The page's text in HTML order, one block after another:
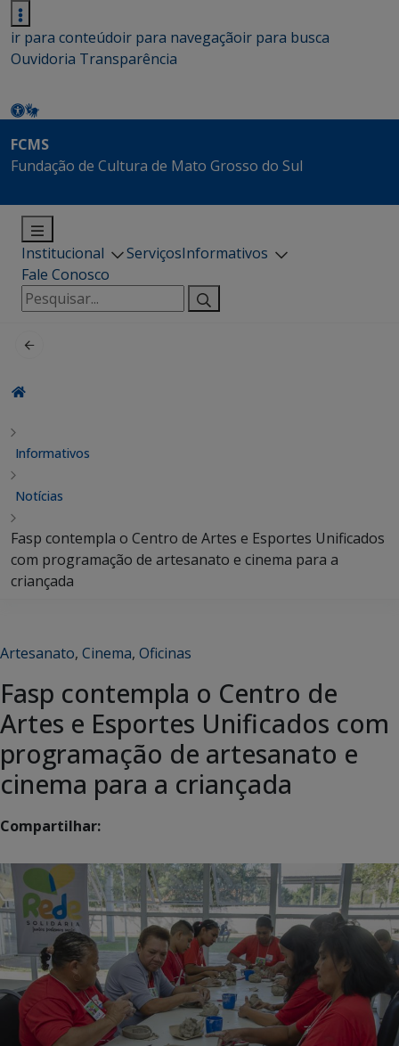
ir para conteúdoir para navegaçãoir para busca
Ouvidoria Transparência
FCMS
Fundação de Cultura de Mato Grosso do Sul
Institucional ServiçosInformativos
Fale Conosco
Pesquisar
por:
Informativos
Notícias
Fasp contempla o Centro de Artes e Esportes Unificados
com programação de artesanato e cinema para a
criançada
Artesanato, Cinema, Oficinas
Fasp contempla o Centro de
Artes e Esportes Unificados com
programação de artesanato e
cinema para a criançada
Compartilhar: